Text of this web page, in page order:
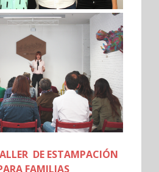
DE ESTAMPACIÓN
FAMILIAS